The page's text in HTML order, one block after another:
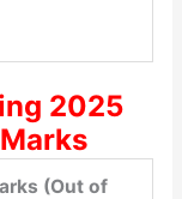
2025
(Out of